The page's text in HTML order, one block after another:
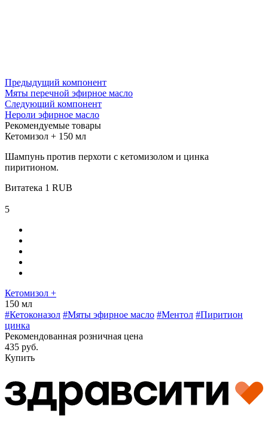
Предыдущий компонент
Мяты перечной эфирное масло
Следующий компонент
Нероли эфирное масло
Рекомендуемые товары
Кетомизол + 150 мл
Шампунь против перхоти с кетомизолом и цинка
пиритионом.
Витатека 1 RUB
5
Кетомизол +
150 мл
#Кетоконазол #Мяты эфирное масло #Ментол #Пиритион
цинка
Рекомендованная розничная цена
435 руб.
Купить